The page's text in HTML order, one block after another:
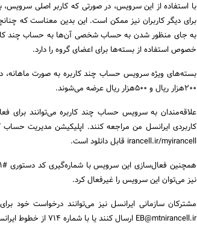
با استفاده از این سرویس، در صورتی که کاربر اصلی سرویس،
برای دیگر کاربران نیز ممکن است. این بدین معناست که
به جای منظور شدن به حساب شخصی آن‌ها به حساب چند
خصوص استفاده از بسته‌ها برای اعضای گروه را دارد.
200هزار ریال و 500هزار ریال عرضه می‌شوند.
علاقه‌مندان به سرویس حساب چند کاربره می‌توانند برای
کاربردی ایرانسل من مراجعه کنند. اپلیکیشن مدیریت
irancell.ir/myirancell قابل دانلود است.
نیز می‌توان این سرویس را غیرفعال کرد.
مشترکان سازمانی ایرانسل نیز می‌توانند درخواست خود
EB@mtnirancell.ir ارسال کنند یا با شماره ۷۱۴ از خطوط ایرانسلی و یا 09377140000 از سایر خطوط تماس بگیرند.